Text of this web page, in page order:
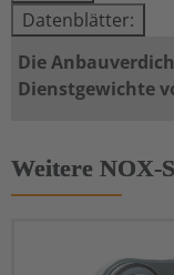
Datenblätter:
Die
Dienstgewichte
Weitere NOX-